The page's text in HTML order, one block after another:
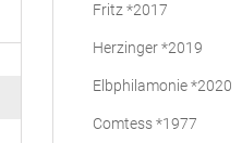
Fritz *2017
Herzinger *2019
Elbphilamonie *2020
Comtess *1977